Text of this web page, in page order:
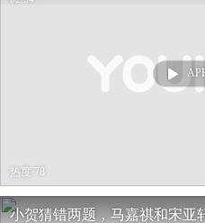
热度 78
小贺猜错两题，马嘉祺和宋亚